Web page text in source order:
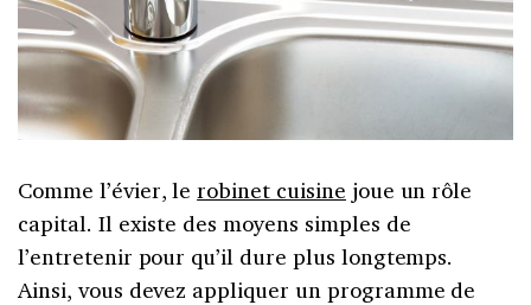
Comme l’évier, lerobinet cuisine joue un rôle
capital. Il existe des moyens simples de
l’entretenir pour qu’il dure plus longtemps.
Ainsi, vous devez appliquer un programme de